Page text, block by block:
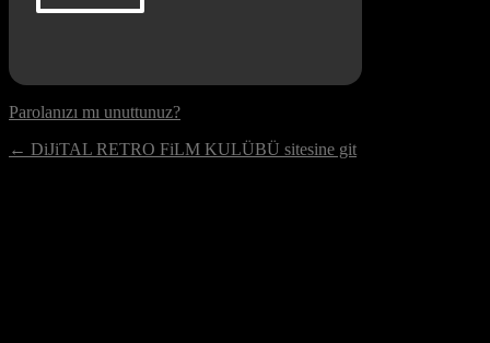
Parolanızı mı unuttunuz?
← DiJiTAL RETRO FiLM KULÜBÜ sitesine git